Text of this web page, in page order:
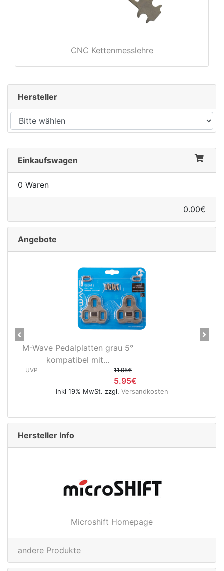
CNC Kettenmesslehre
Hersteller
Einkaufswagen
0 Waren
0.00€
Angebote
Novatec X-Light Disc
Hinterradnabe Boost CL
(12x148...
49.95€
Previous Next
Hersteller Info
Microshift Homepage
andere Produkte